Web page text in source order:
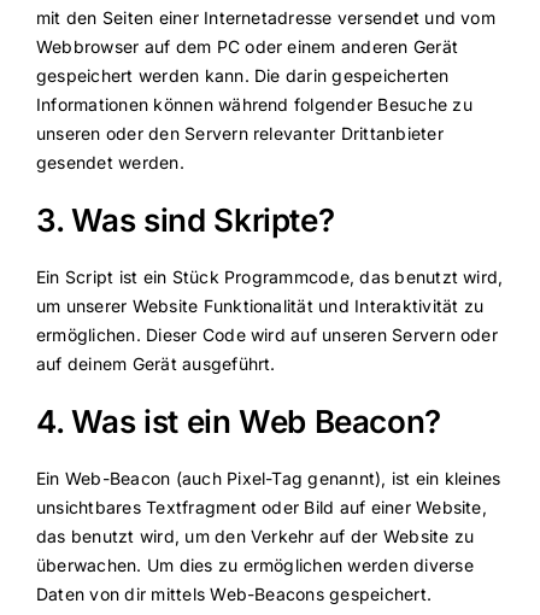
mit den Seiten einer Internetadresse versendet und vom
Webbrowser auf dem PC oder einem anderen Gerät
gespeichert werden kann. Die darin gespeicherten
Informationen können während folgender Besuche zu
unseren oder den Servern relevanter Drittanbieter
gesendet werden.
3. Was sind Skripte?
Ein Script ist ein Stück Programmcode, das benutzt wird,
um unserer Website Funktionalität und Interaktivität zu
ermöglichen. Dieser Code wird auf unseren Servern oder
auf deinem Gerät ausgeführt.
4. Was ist ein Web Beacon?
Ein Web-Beacon (auch Pixel-Tag genannt), ist ein kleines
unsichtbares Textfragment oder Bild auf einer Website,
das benutzt wird, um den Verkehr auf der Website zu
überwachen. Um dies zu ermöglichen werden diverse
Daten von dir mittels Web-Beacons gespeichert.